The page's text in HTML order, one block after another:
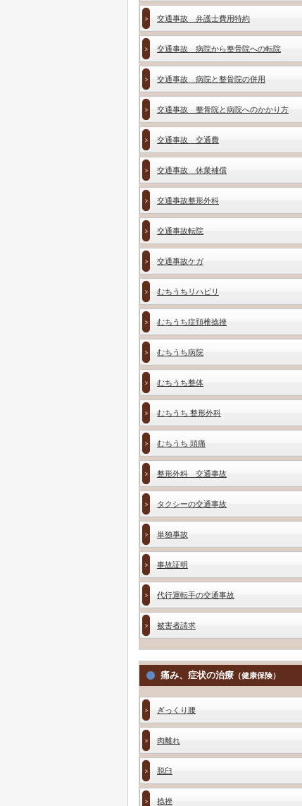
交通事故 弁護士費用特約
交通事故 病院から整骨院への転院
交通事故 病院と整骨院の併用
交通事故 整骨院と病院へのかかり方
交通事故 交通費
交通事故 休業補償
交通事故整形外科
交通事故転院
交通事故ケガ
むちうちリハビリ
むちうち症頚椎捻挫
むちうち病院
むちうち整体
むちうち 整形外科
むちうち 頭痛
整形外科 交通事故
タクシーの交通事故
単独事故
事故証明
代行運転手の交通事故
被害者請求
痛み、症状の治療 （健康保険）
ぎっくり腰
肉離れ
脱臼
捻挫